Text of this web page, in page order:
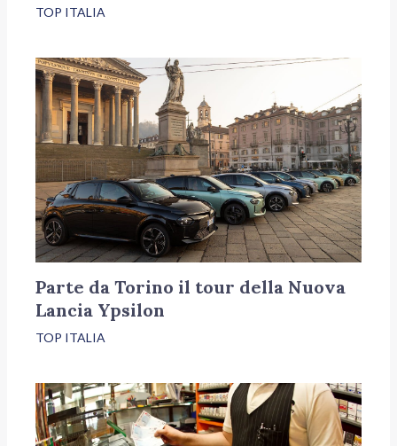
TOP ITALIA
Parte da Torino il tour della Nuova
Lancia Ypsilon
TOP ITALIA